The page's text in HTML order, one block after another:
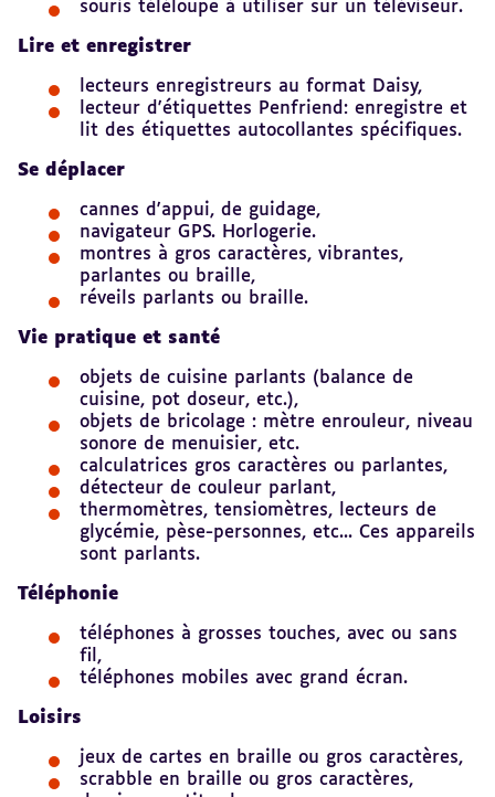
souris téléloupe à utiliser sur un téléviseur.
Lire et enregistrer
lecteurs enregistreurs au format Daisy,
lecteur d'étiquettes Penfriend: enregistre et
lit des étiquettes autocollantes spécifiques.
Se déplacer
cannes d'appui, de guidage,
navigateur GPS. Horlogerie.
montres à gros caractères, vibrantes,
parlantes ou braille,
réveils parlants ou braille.
Vie pratique et santé
objets de cuisine parlants (balance de
cuisine, pot doseur, etc.),
objets de bricolage : mètre enrouleur, niveau
sonore de menuisier, etc.
calculatrices gros caractères ou parlantes,
détecteur de couleur parlant,
thermomètres, tensiomètres, lecteurs de
glycémie, pèse-personnes, etc... Ces appareils
sont parlants.
Téléphonie
téléphones à grosses touches, avec ou sans
fil,
téléphones mobiles avec grand écran.
Loisirs
jeux de cartes en braille ou gros caractères,
scrabble en braille ou gros caractères,